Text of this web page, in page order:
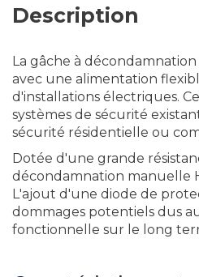
Description
La gâche à
avec une alimentation
d'installations électriques.
systèmes de sécurité
sécurité résidentielle ou
Dotée d'une grande
décondamnation manuelle
L'ajout d'une diode de
dommages potentiels dus
fonctionnelle sur le long